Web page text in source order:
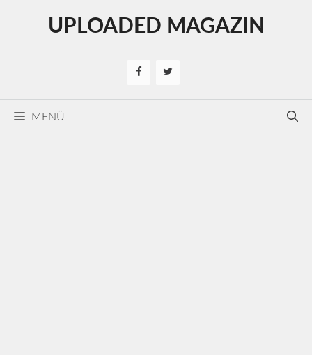
UPLOADED MAGAZIN
MENÜ